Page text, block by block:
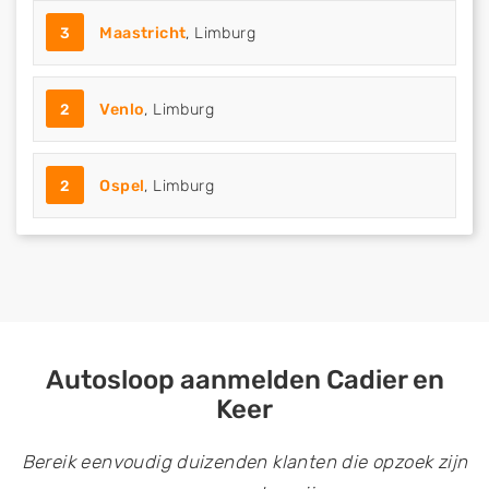
3 Maastricht, Limburg
2 Venlo, Limburg
2 Ospel, Limburg
Autosloop aanmelden Cadier en
Keer
Bereik eenvoudig duizenden klanten die opzoek zijn